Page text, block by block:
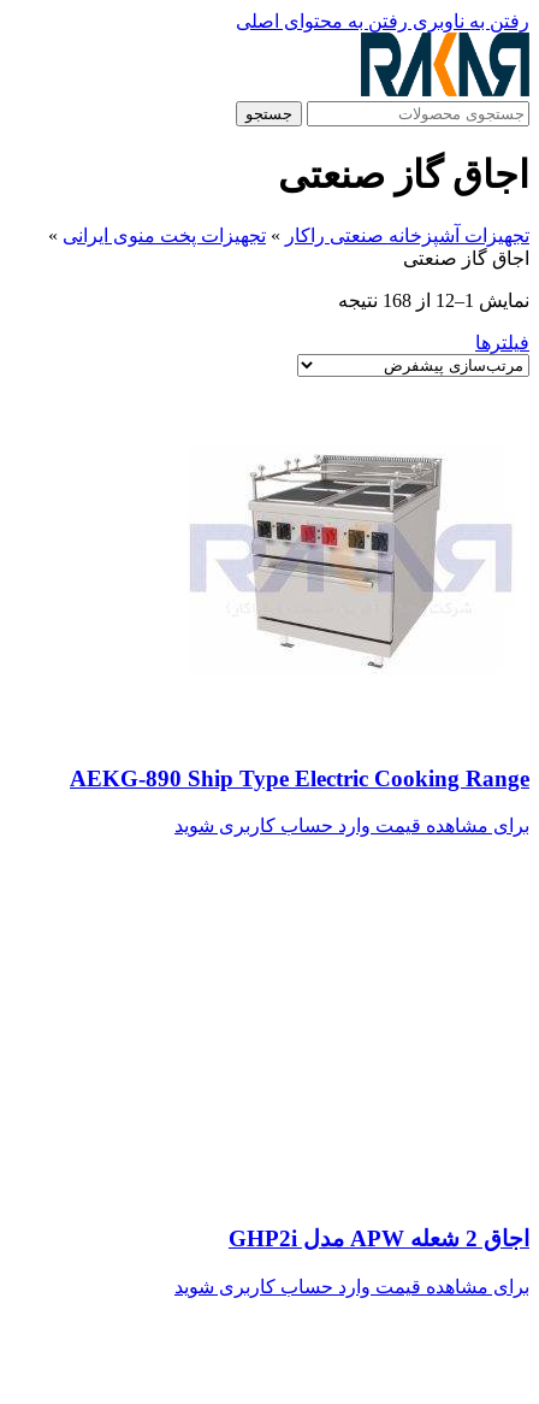
رفتن به ناوبری رفتن به محتوای اصلی
جستجو
اجاق گاز صنعتی
تجهیزات آشپزخانه صنعتی راکار » تجهیزات پخت منوی ایرانی »
اجاق گاز صنعتی
نمایش 1–12 از 168 نتیجه
فیلترها
AEKG-890 Ship Type Electric Cooking Range
برای مشاهده قیمت وارد حساب کاربری شوید
اجاق 2 شعله APW مدل GHP2i
برای مشاهده قیمت وارد حساب کاربری شوید